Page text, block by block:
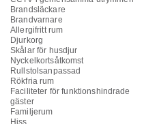
Brandsläckare
Brandvarnare
Allergifritt rum
Djurkorg
Skålar för husdjur
Nyckelkortsåtkomst
Rullstolsanpassad
Rökfria rum
Faciliteter för funktionshindrade
gäster
Familjerum